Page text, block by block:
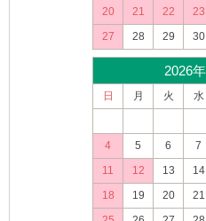
20
21 22 23
27
28 29 30
2026
日 月 火 水
4
5 6 7
11
12 13 14
18
19 20 21